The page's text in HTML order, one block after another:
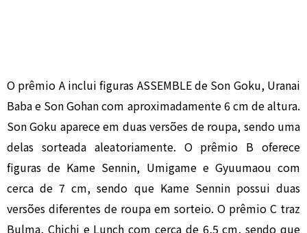
O prêmio A inclui figuras ASSEMBLE de Son Goku, Uranai
Baba e Son Gohan com aproximadamente 6 cm de altura.
Son Goku aparece em duas versões de roupa, sendo uma
delas sorteada aleatoriamente. O prêmio B oferece
figuras de Kame Sennin, Umigame e Gyuumaou com
cerca de 7 cm, sendo que Kame Sennin possui duas
versões diferentes de roupa em sorteio. O prêmio C traz
Bulma, Chichi e Lunch com cerca de 6,5 cm, sendo que